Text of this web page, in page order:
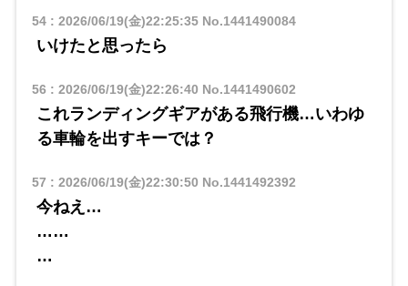
54: 2026/06/19(金)22:25:35No.1441490084
いけたと思ったら
56 : 2026/06/19(金)22:26:40 No.1441490602
これランディングギアがある飛行機…いわゆ
る車輪を出すキーでは？
57 : 2026/06/19(金)22:30:50 No.1441492392
今ねえ…
……
…